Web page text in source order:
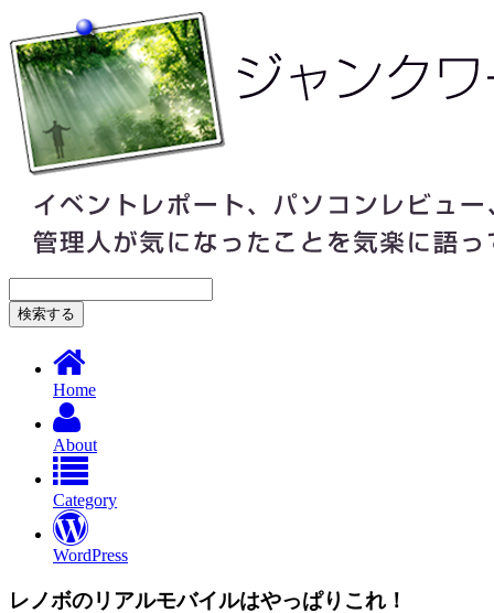
Home
About
Category
WordPress
レノボのリアルモバイルはやっぱりこれ！